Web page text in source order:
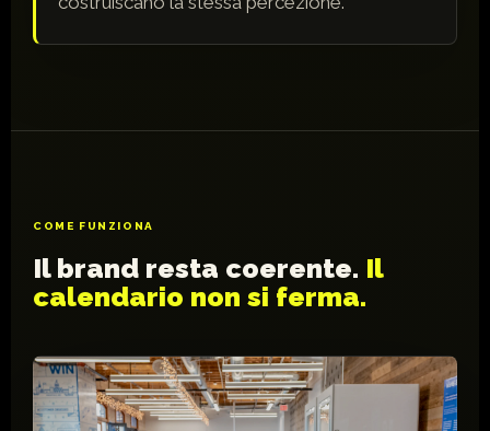
COME FUNZIONA
Il brand resta coerente. Il
calendario non si ferma.